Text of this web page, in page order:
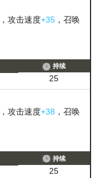
，攻击速度+35 ，召唤
持续
25
，攻击速度+38 ，召唤
持续
25